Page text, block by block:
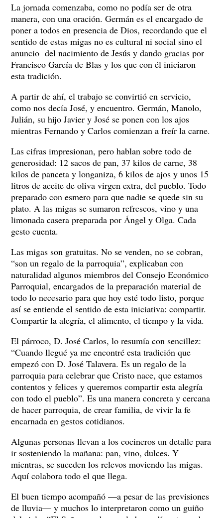
La jornada comenzaba, como no podía ser de otra
manera, con una oración. Germán es el encargado de
poner a todos en presencia de Dios, recordando que el
sentido de estas migas no es cultural ni social sino el
anuncio del nacimiento de Jesús y dando gracias por
Francisco García de Blas y los que con él iniciaron
esta tradición.
A partir de ahí, el trabajo se convirtió en servicio,
como nos decía José, y encuentro. Germán, Manolo,
Julián, su hijo Javier y José se ponen con los ajos
mientras Fernando y Carlos comienzan a freír la carne.
Las cifras impresionan, pero hablan sobre todo de
generosidad: 12 sacos de pan, 37 kilos de carne, 38
kilos de panceta y longaniza, 6 kilos de ajos y unos 15
litros de aceite de oliva virgen extra, del pueblo. Todo
preparado con esmero para que nadie se quede sin su
plato. A las migas se sumaron refrescos, vino y una
limonada casera preparada por Ángel y Olga. Cada
gesto cuenta.
Las migas son gratuitas. No se venden, no se cobran,
“son un regalo de la parroquia”, explicaban con
naturalidad algunos miembros del Consejo Económico
Parroquial, encargados de la preparación material de
todo lo necesario para que hoy esté todo listo, porque
así se entiende el sentido de esta iniciativa: compartir.
Compartir la alegría, el alimento, el tiempo y la vida.
El párroco, D. José Carlos, lo resumía con sencillez:
“Cuando llegué ya me encontré esta tradición que
empezó con D. José Talavera. Es un regalo de la
parroquia para celebrar que Cristo nace, que estamos
contentos y felices y queremos compartir esta alegría
con todo el pueblo”. Es una manera concreta y cercana
de hacer parroquia, de crear familia, de vivir la fe
encarnada en gestos cotidianos.
Algunas personas llevan a los cocineros un detalle para
ir sosteniendo la mañana: pan, vino, dulces. Y
mientras, se suceden los relevos moviendo las migas.
Aquí colabora todo el que llega.
El buen tiempo acompañó —a pesar de las previsiones
de lluvia— y muchos lo interpretaron como un guiño